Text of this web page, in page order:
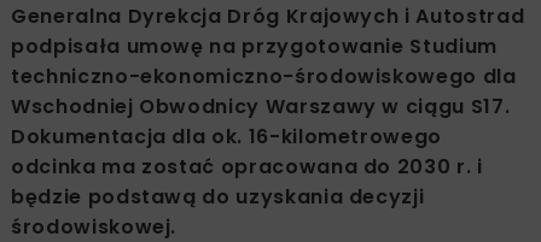
Generalna Dyrekcja Dróg Krajowych i Autostrad
podpisała umowę na przygotowanie Studium
techniczno-ekonomiczno-środowiskowego dla
Wschodniej Obwodnicy Warszawy w ciągu S17.
Dokumentacja dla ok. 16-kilometrowego
odcinka ma zostać opracowana do 2030 r. i
będzie podstawą do uzyskania decyzji
środowiskowej.